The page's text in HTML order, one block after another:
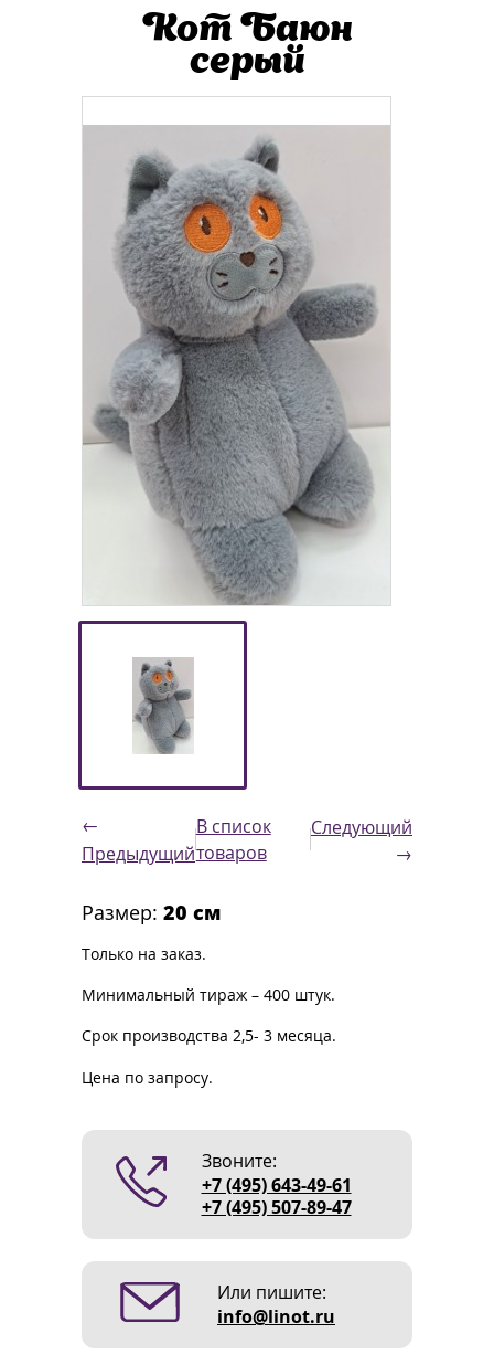
Кот Баюн
серый
←
Предыдущий
В список
товаров
Следующий
→
Размер: 20 см
Только на заказ.
Минимальный тираж – 400 штук.
Срок производства 2,5- 3 месяца.
Цена по запросу.
Звоните:
+7 (495) 643-49-61
+7 (495) 507-89-47
Или пишите:
info@linot.ru